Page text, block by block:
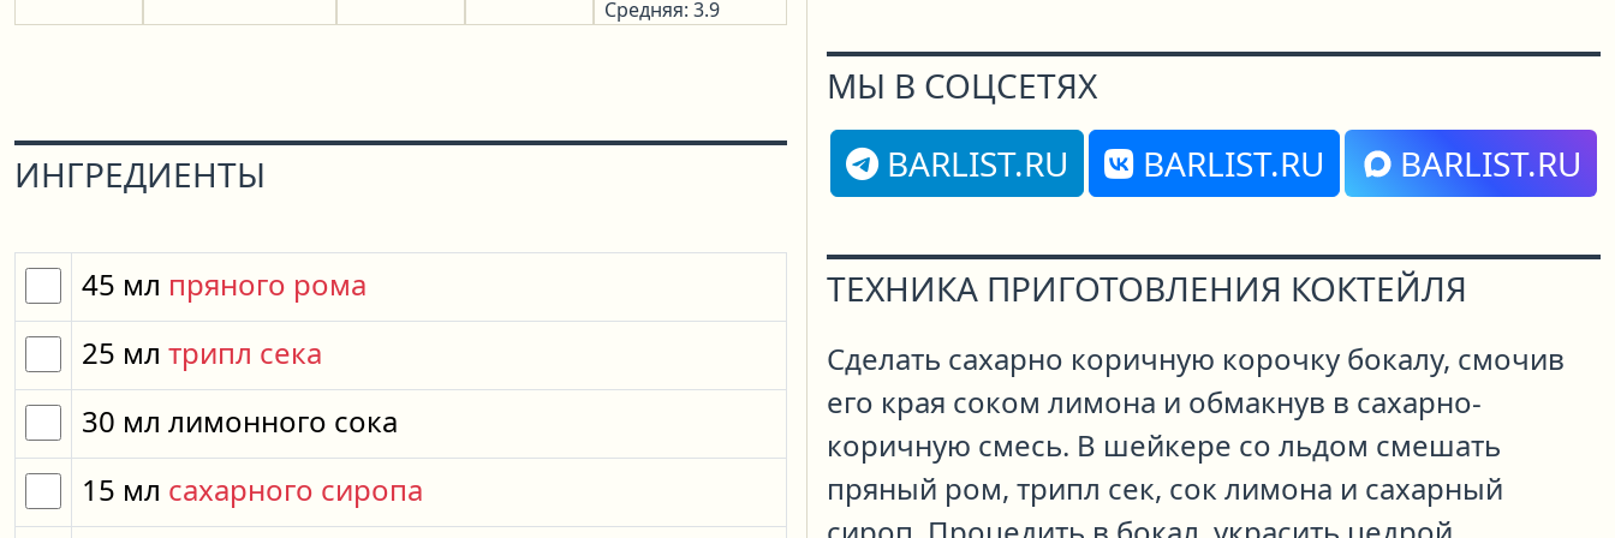
Средняя: 3.9
ИНГРЕДИЕНТЫ
45 мл пряного рома
25 мл трипл сека
30 мл лимонного сока
15 мл сахарного сиропа
МЫ В СОЦСЕТЯХ
BARLIST.RU
BARLIST.RU BARLIST.RU
ТЕХНИКА ПРИГОТОВЛЕНИЯ КОКТЕЙЛЯ
Сделать сахарно коричную корочку бокалу, смочив
его края соком лимона и обмакнув в сахарно-
коричную смесь. В шейкере со льдом смешать
пряный ром, трипл сек, сок лимона и сахарный